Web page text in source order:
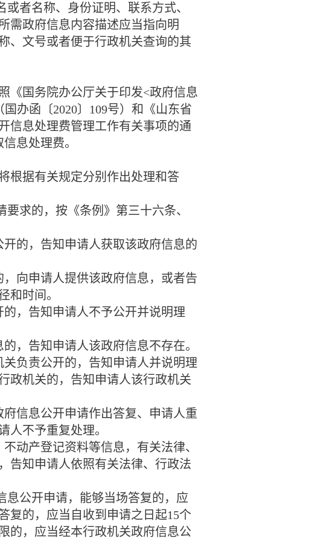
者名称、身份证明、联系方式、
需政府信息内容描述应当指向明
、文号或者便于行政机关查询的其
国务院办公厅关于印发<政府信息
国办函〔2020〕 109号）和《山东省
信息处理费管理工作有关事项的通
息处理费。
据有关规定分别作出处理和答
求的，按《条例》第三十六条、
的，告知申请人获取该政府信息的
向申请人提供该政府信息，或者告
和时间。
，告知申请人不予公开并说明理
，告知申请人该政府信息不存在。
负责公开的，告知申请人并说明理
政机关的，告知申请人该行政机关
信息公开申请作出答复、申请人重
人不予重复处理。
动产登记资料等信息，有关法律、
告知申请人依照有关法律、行政法
息公开申请，能够当场答复的，应
复的，应当自收到申请之日起15个
的，应当经本行政机关政府信息公